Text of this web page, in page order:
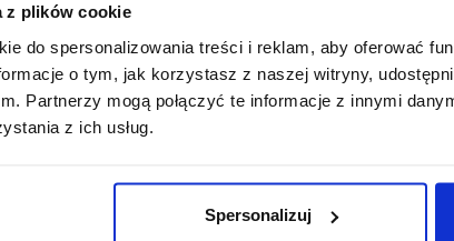
z plików cookie
do spersonalizowania treści i reklam, aby oferować
o tym, jak korzystasz z naszej witryny,
Partnerzy mogą połączyć te informacje z innymi
z ich usług.
Spersonalizuj